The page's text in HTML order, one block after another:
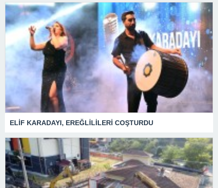
ELİF KARADAYI, EREĞLİLİLERİ COŞTURDU